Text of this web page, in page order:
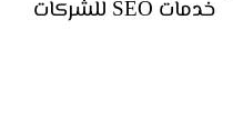
خدمات SEO للشركات